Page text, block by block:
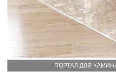
ПОРТАЛ ДЛЯ